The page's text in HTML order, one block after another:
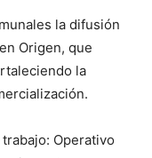
la difusión
Origen, que
la
Operativo